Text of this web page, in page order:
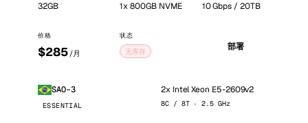
32GB 1x 800GB NVME 10 Gbps / 20TB
价格
$285 /月
状态
无库存 部署
SAO-3
ESSENTIAL
2x Intel Xeon E5-2609v2
8C / 8T · 2.5 GHz